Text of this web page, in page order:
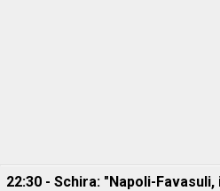
22:30 - Schira: "Napoli-